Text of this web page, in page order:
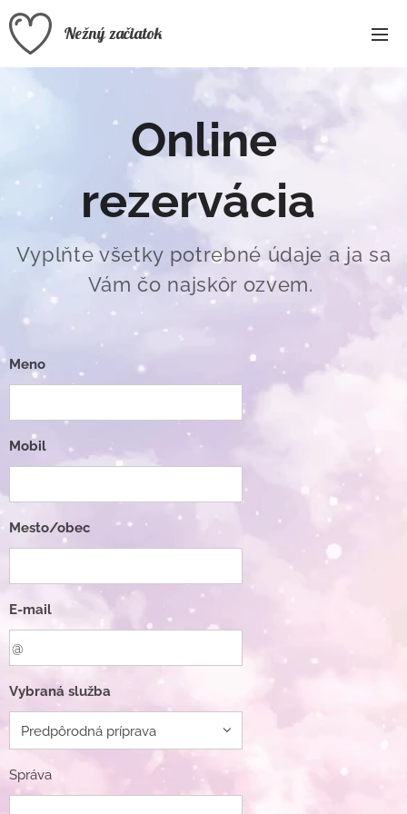
Nežný začiatok
Online
rezervácia
Vyplňte všetky potrebné údaje a ja sa
Vám čo najskôr ozvem.
Meno
Mobil
Mesto/obec
E-mail
Vybraná služba
Správa